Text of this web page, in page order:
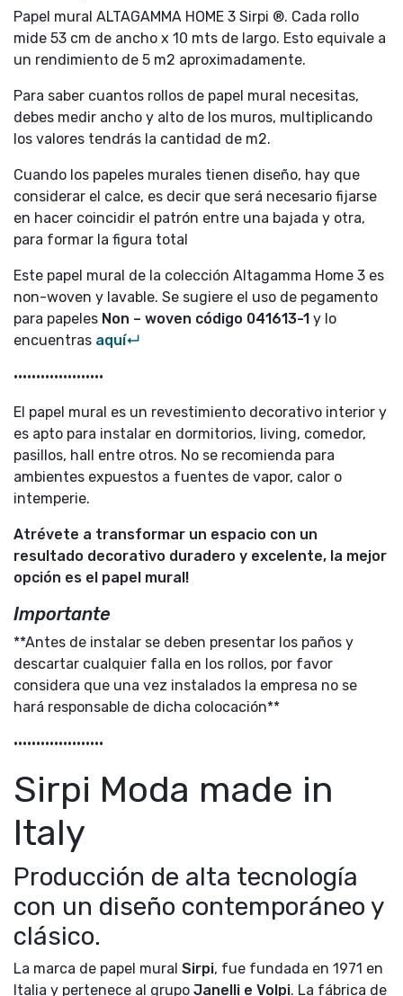
Papel mural ALTAGAMMA HOME 3 Sirpi ®. Cada rollo
mide 53 cm de ancho x 10 mts de largo. Esto equivale a
un rendimiento de 5 m2 aproximadamente.
Para saber cuantos rollos de papel mural necesitas,
debes medir ancho y alto de los muros, multiplicando
los valores tendrás la cantidad de m2.
Cuando los papeles murales tienen diseño, hay que
considerar el calce, es decir que será necesario fijarse
en hacer coincidir el patrón entre una bajada y otra,
para formar la figura total
Este papel mural de la colección Altagamma Home 3 es
non-woven y lavable. Se sugiere el uso de pegamento
para papeles Non – woven código 041613-1 y lo
encuentras aquí↵
••••••••••••••••••••
El papel mural es un revestimiento decorativo interior y
es apto para instalar en dormitorios, living, comedor,
pasillos, hall entre otros. No se recomienda para
ambientes expuestos a fuentes de vapor, calor o
intemperie.
Atrévete a transformar un espacio con un
resultado decorativo duradero y excelente, la mejor
opción es el papel mural!
Importante
**Antes de instalar se deben presentar los paños y
descartar cualquier falla en los rollos, por favor
considera que una vez instalados la empresa no se
hará responsable de dicha colocación**
••••••••••••••••••••
Sirpi Moda made in
Italy
Producción de alta tecnología
con un diseño contemporáneo y
clásico.
La marca de papel mural Sirpi, fue fundada en 1971 en
Italia y pertenece al grupo Janelli e Volpi. La fábrica de